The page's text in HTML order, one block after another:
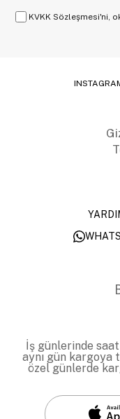
KVKK Sözleşmesi'ni,
İş günlerinde
aynı gün kargoya
özel günlerde